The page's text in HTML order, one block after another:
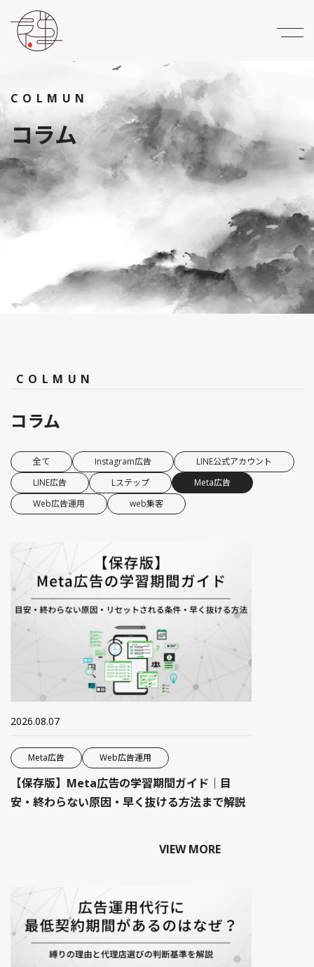
COLMUN
コラム
COLMUN
コラム
全て Instagram広告
LINE公式アカウント
LINE広告
Lステップ
Meta広告
Web広告運用
web集客
2026.08.07
Meta広告 Web広告運用
【保存版】Meta広告の学習期間ガイド｜目
安・終わらない原因・早く抜ける方法まで解説
VIEW MORE